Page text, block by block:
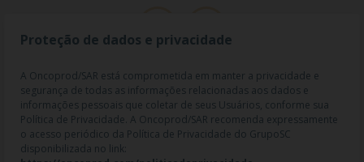
Proteção de dados e privacidade
A Oncoprod/SAR está comprometida em manter a privacidade e
segurança de todas as informações relacionadas aos dados e
informações pessoais que coletar de seus Usuários, conforme sua
Política de Privacidade. A Oncoprod/SAR recomenda expressamente
o acesso periódico da Política de Privacidade do GrupoSC
disponibilizada no link: